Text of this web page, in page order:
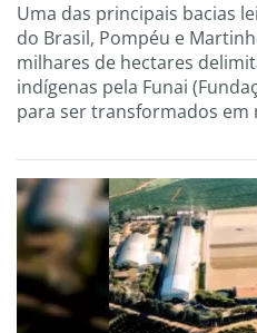
Uma das principais bacias
do Brasil, Pompéu e
milhares de hectares
indígenas pela Funai
para ser transformados em